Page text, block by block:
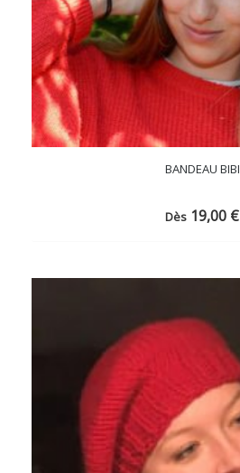
BANDEAU BIBI
Dès 19,00 €